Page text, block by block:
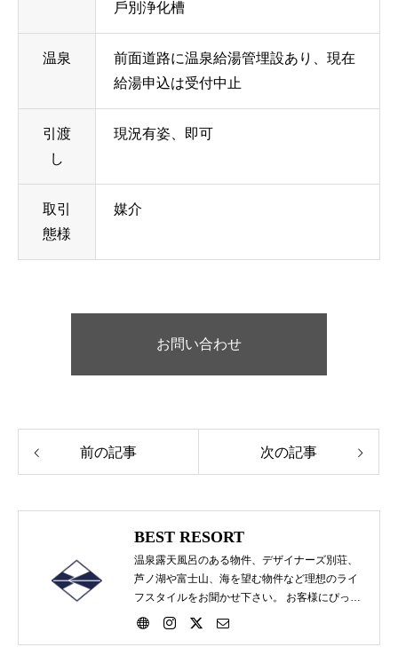
⼾別浄化槽
温泉
前面道路に温泉給湯管埋設あり、現在
給湯申込は受付中止
引渡
し
現況有姿、即可
取引
態様
媒介
お問い合わせ
前の記事 次の記事
BEST RESORT
温泉露天風呂のある物件、デザイナーズ別荘、
芦ノ湖や富士山、海を望む物件など理想のライ
フスタイルをお聞かせ下さい。 お客様にぴった
りの物件をお探し提案いたします。 売却物件